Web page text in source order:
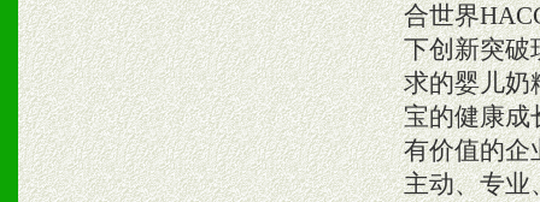
合世界
下创新突破
求的婴儿奶
宝的健康成
有价值的企
主动、专业